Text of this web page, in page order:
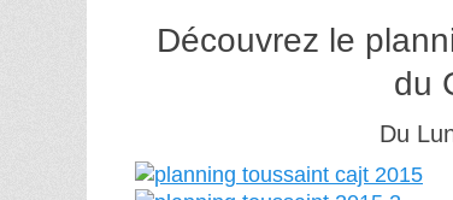
Découvrez le
du
Du